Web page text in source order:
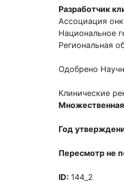
Разработчик
Ассоциация
Национальное
Региональная
Одобрено
Клинические
Год
Пересмотр не
ID: 144_2